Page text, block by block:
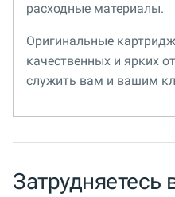
расходные материалы.
Оригинальные
качественных и ярких
служить вам и вашим
Затрудняетесь